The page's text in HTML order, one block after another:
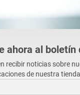
ahora al boletín
recibir noticias sobre
de nuestra